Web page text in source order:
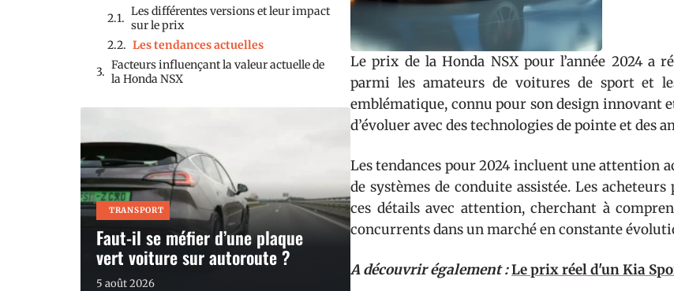
Les différentes versions et leur impact
sur le prix
Les tendances actuelles
Facteurs influençant la valeur actuelle de
la Honda NSX
TRANSPORT
Faut-il se méfier d’une plaque
vert voiture sur autoroute ?
5 août 2026
Le prix de la Honda NSX pour l’année 2024
parmi les amateurs de voitures de sport et
emblématique, connu pour son design innovant
d’évoluer avec des technologies de pointe et des
Les tendances pour 2024 incluent une attention
de systèmes de conduite assistée. Les
ces détails avec attention, cherchant à
concurrents dans un marché en constante
A découvrir également :Le prix réel d'un Kia